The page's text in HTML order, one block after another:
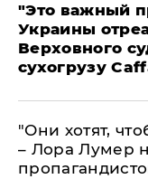
"Это важный
Украины
Верховного
сухогрузу
"Они хотят,
– Лора Лумер